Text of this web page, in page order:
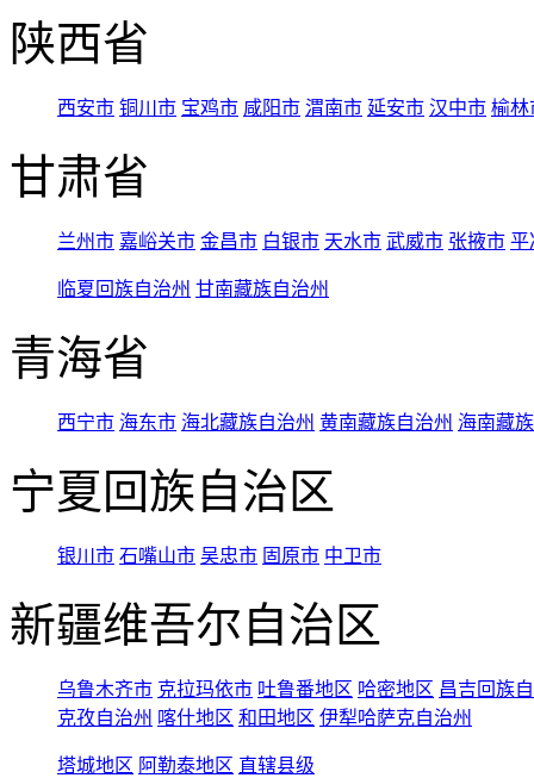
陕西省
西安市 铜川市 宝鸡市 咸阳市 渭南市 延安市 汉中市 榆林
甘肃省
兰州市 嘉峪关市 金昌市 白银市 天水市 武威市 张掖市 平
临夏回族自治州 甘南藏族自治州
青海省
西宁市 海东市 海北藏族自治州 黄南藏族自治州 海南藏
宁夏回族自治区
银川市 石嘴山市 吴忠市 固原市 中卫市
新疆维吾尔自治区
乌鲁木齐市 克拉玛依市 吐鲁番地区 哈密地区 昌吉回族
克孜自治州 喀什地区 和田地区 伊犁哈萨克自治州
塔城地区 阿勒泰地区 直辖县级